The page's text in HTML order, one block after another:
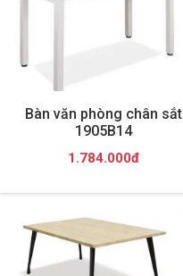
Bàn văn phòng chân sắt
1905B14
1.784.000đ